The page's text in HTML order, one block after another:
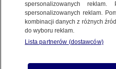
Mróz będzie
śmielej,
PROGNOZA
Atak rekina
spersonalizowanych
spersonalizowanych reklam.
kombinacji danych z różnych
do wyboru reklam.
Lista partnerów (dostawców)